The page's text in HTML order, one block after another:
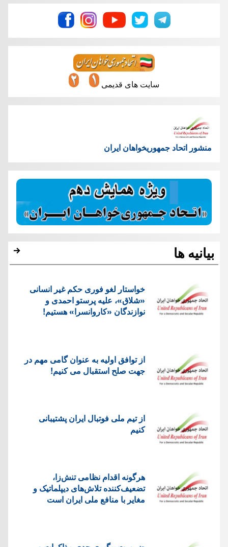
سایت های قدیمی
منشور اتحاد جمهوریخواهان ایران
بیانیه ها
خواستار لغو فوری حکم غیر انسانی
«شلاق»، علیه پرستو احمدی و
نوازندگان «کاروانسرا» هستیم!
از توافق اولیه به عنوان گامی مهم در
جهت صلح استقبال می کنیم!
از تیم ملی فوتبال ایران پشتیبانی
کنیم
هرگونه اقدام نظامی تنش‌زا،
تضعیف‌کننده تلاش‌های دیپلماتیک و
مغایر با منافع ملی ایران است